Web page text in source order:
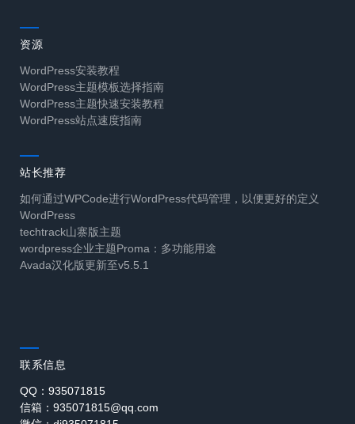
资源
WordPress安装教程
WordPress主题模板选择指南
WordPress主题快速安装教程
WordPress站点速度指南
站长推荐
如何通过WPCode进行WordPress代码管理，以便更好的定义
WordPress
techtrack山寨版主题
wordpress企业主题Proma：多功能用途
Avada汉化版更新至v5.5.1
联系信息
QQ：935071815
信箱：935071815@qq.com